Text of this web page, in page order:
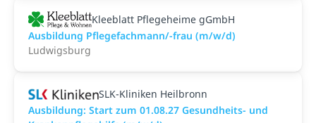
Kleeblatt Pflegeheime gGmbH
Ausbildung Pflegefachmann/-frau (m/w/d)
Ludwigsburg
SLK-Kliniken Heilbronn
Ausbildung: Start zum 01.08.27 Gesundheits- und